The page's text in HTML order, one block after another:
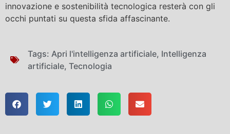
innovazione e sostenibilità tecnologica resterà con gli
occhi puntati su questa sfida affascinante.
Tags: Apri l'intelligenza artificiale, Intelligenza
artificiale, Tecnologia